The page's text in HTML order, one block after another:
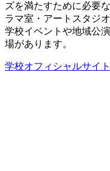
ズを満たすために必要
ラマ室・アートスタジ
学校イベントや地域公
場があります。
学校オフィシャルサイト